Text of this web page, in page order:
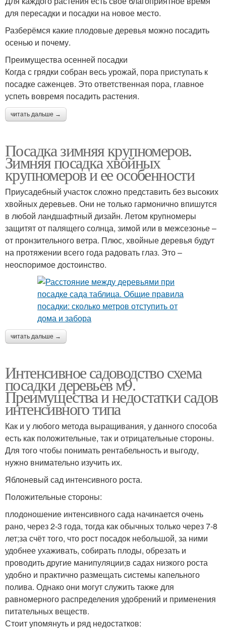
для пересадки и посадки на новое место.
Разберёмся какие плодовые деревья можно посадить
осенью и почему.
Преимущества осенней посадки
Когда с грядки собран весь урожай, пора приступать к
посадке саженцев. Это ответственная пора, главное
успеть вовремя посадить растения.
читать дальше →
Посадка зимняя крупномеров.
Зимняя посадка хвойных
крупномеров и ее особенности
Приусадебный участок сложно представить без высоких
хвойных деревьев. Они не только гармонично впишутся
в любой ландшафтный дизайн. Летом крупномеры
защитят от палящего солнца, зимой или в межсезонье –
от пронзительного ветра. Плюс, хвойные деревья будут
на протяжении всего года радовать глаз. Это –
неоспоримое достоинство.
читать дальше →
Интенсивное садоводство схема
посадки деревьев м9.
Преимущества и недостатки садов
интенсивного типа
Как и у любого метода выращивания, у данного способа
есть как положительные, так и отрицательные стороны.
Для того чтобы понимать рентабельность и выгоду,
нужно внимательно изучить их.
Яблоневый сад интенсивного роста.
Положительные стороны:
плодоношение интенсивного сада начинается очень
рано, через 2-3 года, тогда как обычных только через 7-8
лет;за счёт того, что рост посадок небольшой, за ними
удобнее ухаживать, собирать плоды, обрезать и
проводить другие манипуляции;в садах низкого роста
удобно и практично размещать системы капельного
полива. Однако они могут служить также для
равномерного распределения удобрений и применения
питательных веществ.
Стоит упомянуть и ряд недостатков: